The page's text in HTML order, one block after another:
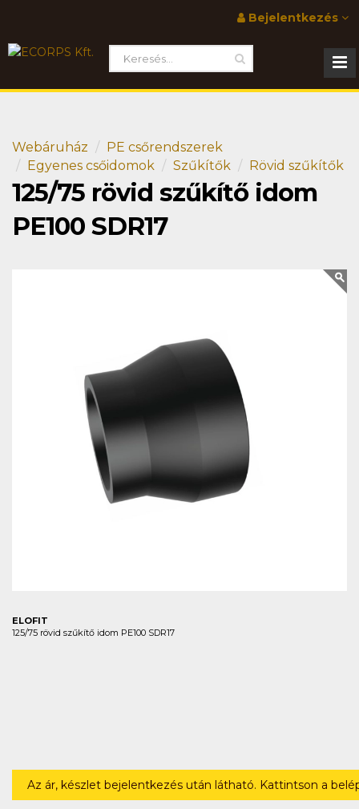
Bejelentkezés
Webáruház
PE csőrendszerek
Egyenes csőidomok
Szűkítők Rövid szűkítők
125/75 rövid szűkítő idom
PE100 SDR17
ELOFIT
125/75 rövid szűkítő idom PE100 SDR17
Az ár, készlet bejelentkezés után látható. Kattintson a